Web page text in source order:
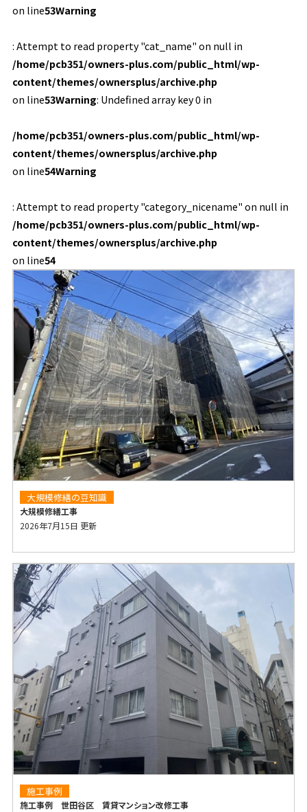
on line53Warning
: Attempt to read property "cat_name" on null in
/home/pcb351/owners-plus.com/public_html/wp-
content/themes/ownersplus/archive.php
on line53Warning: Undefined array key 0 in
/home/pcb351/owners-plus.com/public_html/wp-
content/themes/ownersplus/archive.php
on line54Warning
: Attempt to read property "category_nicename" on null in
/home/pcb351/owners-plus.com/public_html/wp-
content/themes/ownersplus/archive.php
on line54
大規模修繕の豆知識
大規模修繕工事
2026年7月15日 更新
施工事例
施工事例 世田谷区 賃貸マンション改修工事